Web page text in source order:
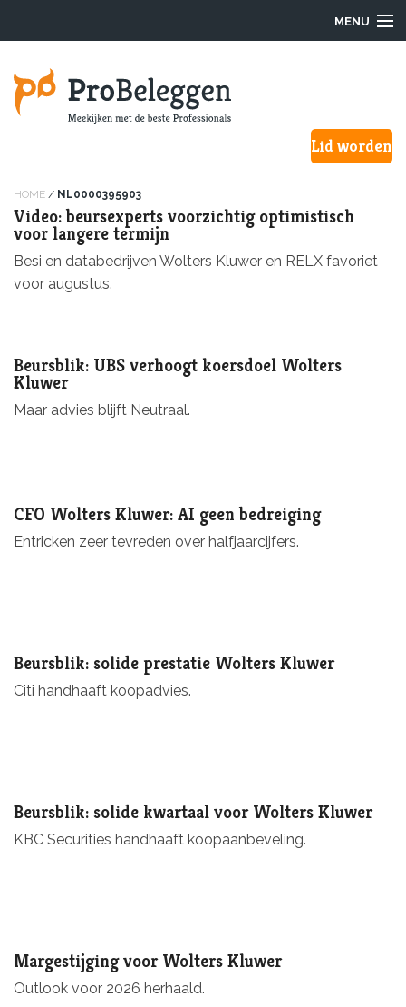
MENU
Hoe werkt het?
Onze Pro’s
Aanmelden
F.A.Q.
Lid worden
HOME / NL0000395903
Video: beursexperts voorzichtig optimistisch
voor langere termijn
Besi en databedrijven Wolters Kluwer en RELX favoriet
voor augustus.
Beursblik: UBS verhoogt koersdoel Wolters
Kluwer
Maar advies blijft Neutraal.
CFO Wolters Kluwer: AI geen bedreiging
Entricken zeer tevreden over halfjaarcijfers.
Beursblik: solide prestatie Wolters Kluwer
Citi handhaaft koopadvies.
Beursblik: solide kwartaal voor Wolters Kluwer
KBC Securities handhaaft koopaanbeveling.
Margestijging voor Wolters Kluwer
Outlook voor 2026 herhaald.